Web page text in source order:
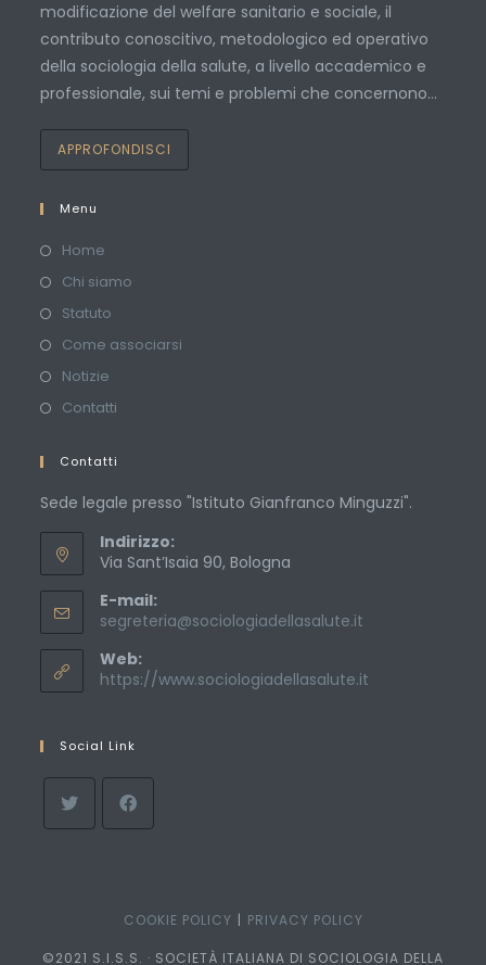
modificazione del welfare sanitario e sociale, il
contributo conoscitivo, metodologico ed operativo
della sociologia della salute, a livello accademico e
professionale, sui temi e problemi che concernono…
APPROFONDISCI
Menu
Home
Chi siamo
Statuto
Come associarsi
Notizie
Contatti
Contatti
Sede legale presso "Istituto Gianfranco Minguzzi".
Indirizzo:
Via Sant’Isaia 90, Bologna
E-mail:
segreteria@sociologiadellasalute.it
application
Web:
https://www.sociologiadellasalute.it
Social Link
COOKIE POLICY PRIVACY POLICY
©2021 S.I.S.S. · SOCIETÀ ITALIANA DI SOCIOLOGIA DELLA